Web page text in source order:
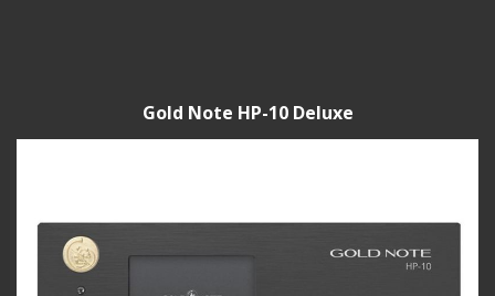
Gold Note HP-10 Deluxe